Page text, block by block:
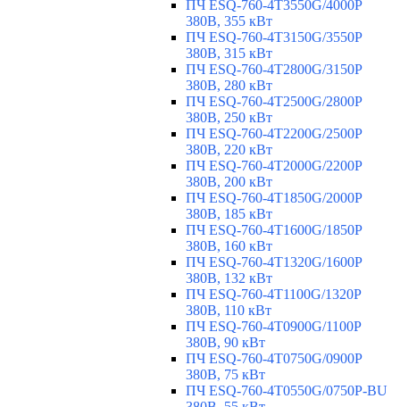
ПЧ ESQ-760-4T3550G/4000P
380В, 355 кВт
ПЧ ESQ-760-4T3150G/3550P
380В, 315 кВт
ПЧ ESQ-760-4T2800G/3150P
380В, 280 кВт
ПЧ ESQ-760-4T2500G/2800P
380В, 250 кВт
ПЧ ESQ-760-4T2200G/2500P
380В, 220 кВт
ПЧ ESQ-760-4T2000G/2200P
380В, 200 кВт
ПЧ ESQ-760-4T1850G/2000P
380В, 185 кВт
ПЧ ESQ-760-4T1600G/1850P
380В, 160 кВт
ПЧ ESQ-760-4T1320G/1600P
380В, 132 кВт
ПЧ ESQ-760-4T1100G/1320P
380В, 110 кВт
ПЧ ESQ-760-4T0900G/1100P
380В, 90 кВт
ПЧ ESQ-760-4T0750G/0900P
380В, 75 кВт
ПЧ ESQ-760-4T0550G/0750P-BU